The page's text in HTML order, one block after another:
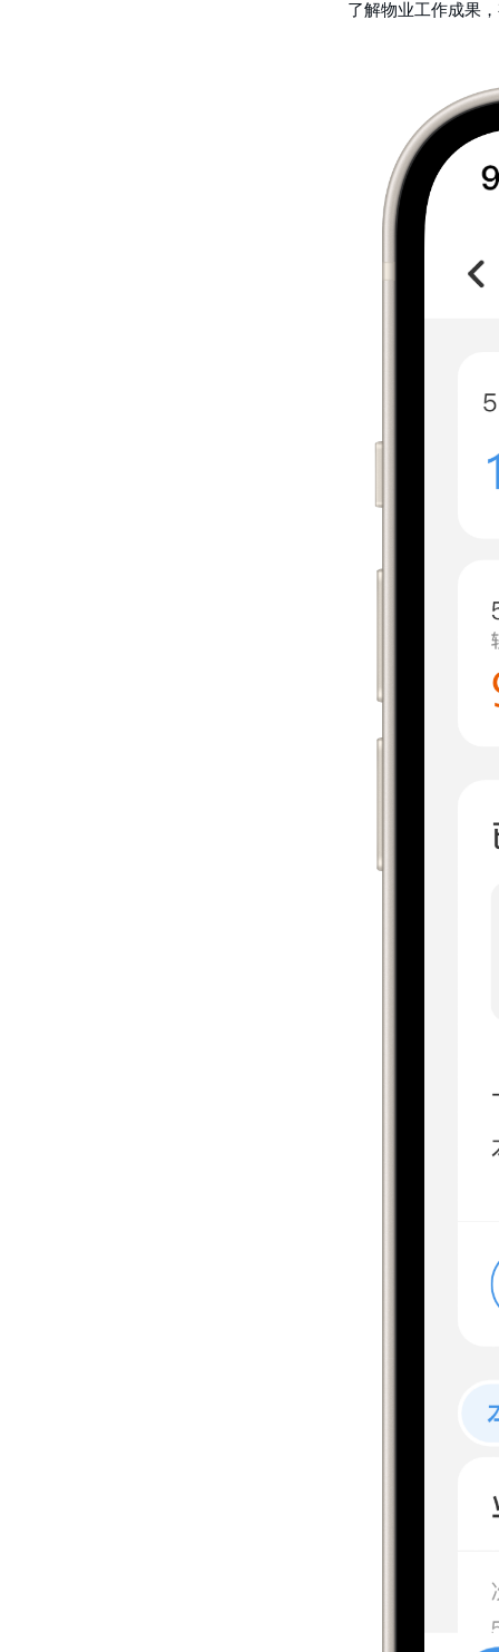
了解物业工作成果